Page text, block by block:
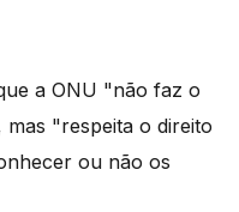
a ONU "não faz o
"respeita o direito
ou não os